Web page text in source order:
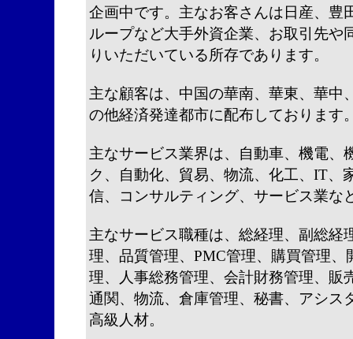
企画中です。主なお客さんは日産、豊
ループなど大手外資企業、お取引先や
りいただいている所存であります。
主な顧客は、中国の華南、華東、華中
の他経済発達都市に配布しております
主なサービス業界は、自動車、機電、
ク、自動化、貿易、物流、化工、IT、
信、コンサルティング、サービス業な
主なサービス職種は、総経理、副総経
理、品質管理、PMC管理、購買管理
理、人事総務管理、会計財務管理、販
通関、物流、倉庫管理、秘書、アシス
高級人材。